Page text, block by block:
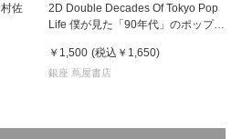
佐
2D Double Decades Of Tokyo Pop
Life 僕が見た「90年代」のポップカ
￥1,500 (税込 ￥1,650)
銀座 蔦屋書店